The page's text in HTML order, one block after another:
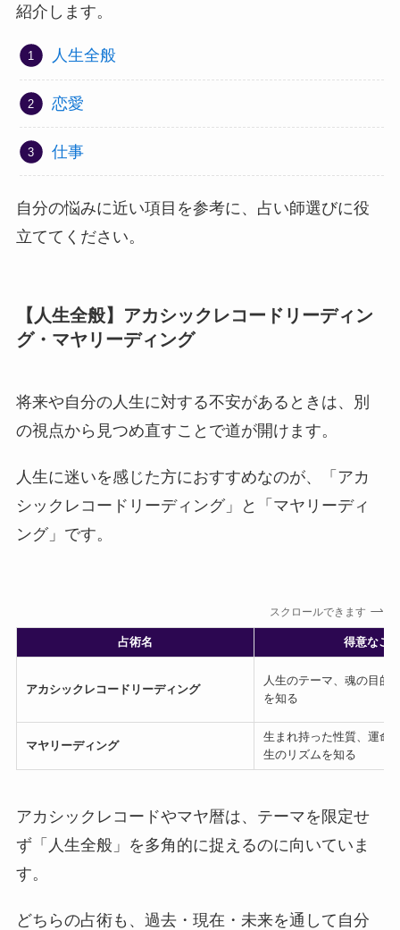
紹介します。
人生全般
恋愛
仕事
自分の悩みに近い項目を参考に、占い師選びに役
立ててください。
【人生全般】アカシックレコードリーディン
グ・マヤリーディング
将来や自分の人生に対する不安があるときは、別
の視点から見つめ直すことで道が開けます。
人生に迷いを感じた方におすすめなのが、「アカ
シックレコードリーディング」と「マヤリーディ
ング」です。
スクロールできます
占術名 得意なこ
アカシックレコードリーディング
人生のテーマ、魂の目的
を知る
マヤリーディング
生まれ持った性質、運命
生のリズムを知る
アカシックレコードやマヤ暦は、テーマを限定せ
ず「人生全般」を多角的に捉えるのに向いていま
す。
どちらの占術も、過去・現在・未来を通して自分